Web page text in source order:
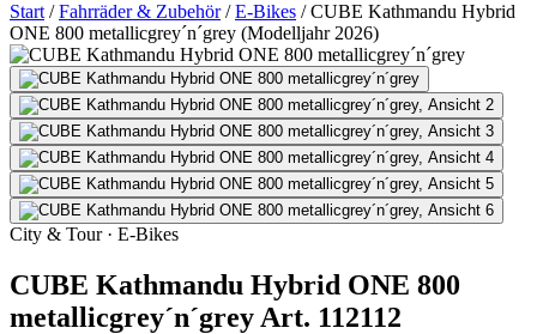
Start / Fahrräder & Zubehör / E-Bikes /CUBE Kathmandu Hybrid
ONE 800 metallicgrey´n´grey (Modelljahr 2026)
City & Tour · E-Bikes
CUBE Kathmandu Hybrid ONE 800
metallicgrey´n´grey Art. 112112